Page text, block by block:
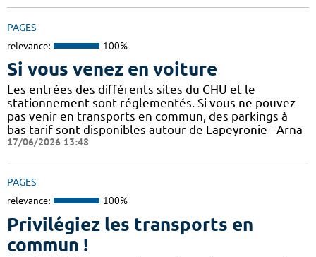
PAGES
relevance: 100%
Si vous venez en voiture
Les entrées des différents sites du CHU et le
stationnement sont réglementés. Si vous ne pouvez
pas venir en transports en commun, des parkings à
bas tarif sont disponibles autour de Lapeyronie - Arna
17/06/2026 13:48
PAGES
relevance: 100%
Privilégiez les transports en
commun !